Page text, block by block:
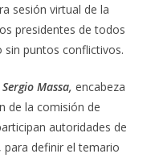
sesión virtual de la
presidentes de todos
sin puntos conflictivos.
Sergio Massa, encabeza
de la comisión de
autoridades de
definir el temario